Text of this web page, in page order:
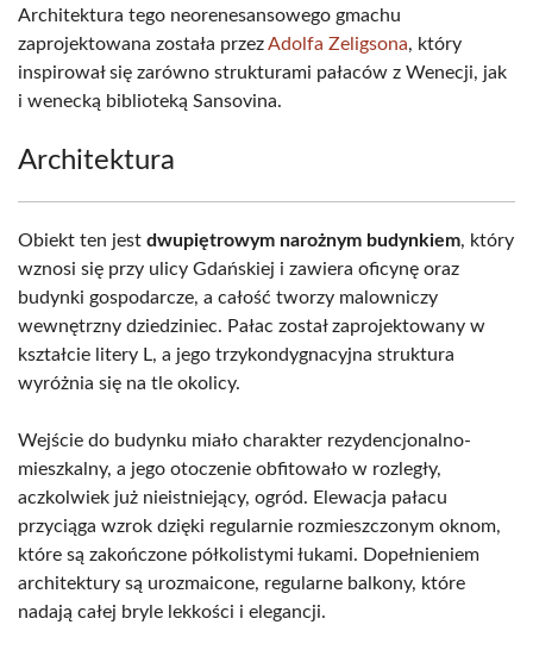
Architektura tego neorenesansowego gmachu
zaprojektowana została przezAdolfa Zeligsona, który
inspirował się zarówno strukturami pałaców z Wenecji, jak
i wenecką biblioteką Sansovina.
Architektura
Obiekt ten jest dwupiętrowym narożnym budynkiem, który
wznosi się przy ulicy Gdańskiej i zawiera oficynę oraz
budynki gospodarcze, a całość tworzy malowniczy
wewnętrzny dziedziniec. Pałac został zaprojektowany w
kształcie litery L, a jego trzykondygnacyjna struktura
wyróżnia się na tle okolicy.
Wejście do budynku miało charakter rezydencjonalno-
mieszkalny, a jego otoczenie obfitowało w rozległy,
aczkolwiek już nieistniejący, ogród. Elewacja pałacu
przyciąga wzrok dzięki regularnie rozmieszczonym oknom,
które są zakończone półkolistymi łukami. Dopełnieniem
architektury są urozmaicone, regularne balkony, które
nadają całej bryle lekkości i elegancji.